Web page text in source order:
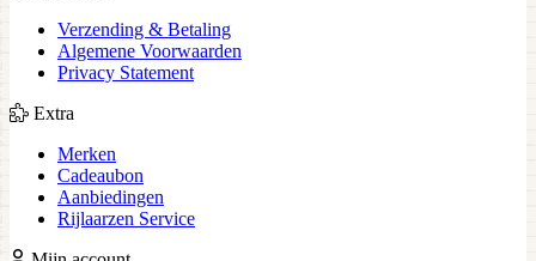
Verzending & Betaling
Algemene Voorwaarden
Privacy Statement
Extra
Merken
Cadeaubon
Aanbiedingen
Rijlaarzen Service